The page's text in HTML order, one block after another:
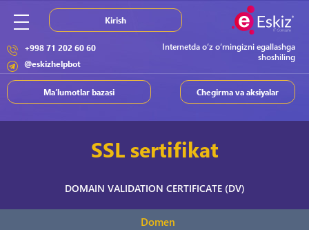
Internetda o‘z o‘rningizni egallashga
shoshiling
+998 71 202 60 60
@eskizhelpbot
Chegirma va aksiyalar
Ma’lumotlar bazasi
Kirish
SSL sertifikat
DOMAIN VALIDATION CERTIFICATE (DV)
Domen